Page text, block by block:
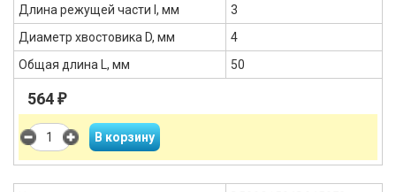
Длина режущей части l, мм
3
Диаметр хвостовика D, мм
4
Общая длина L, мм
50
564 ₽